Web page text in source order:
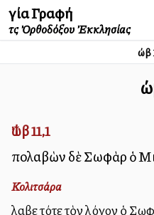
Ἁγία Γραφή
τῆς Ὀρθοδόξου Ἐκκλησίας
Ἰώβ
Ἰώβ 11,1
Ὑπολαβὼν δὲ Σωφὰρ ὁ
Κολιτσάρα
Ἔλαβε τότε τὸν λόγον ὁ